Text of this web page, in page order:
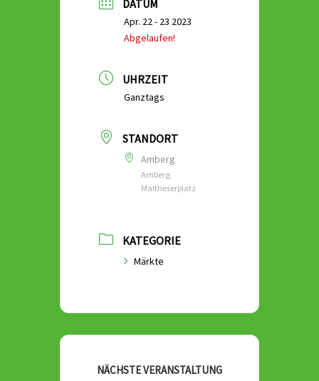
DATUM
Apr. 22 - 23 2023
Abgelaufen!
UHRZEIT
Ganztags
STANDORT
Amberg
Amberg,
Maltheserplatz
KATEGORIE
Märkte
NÄCHSTE VERANSTALTUNG